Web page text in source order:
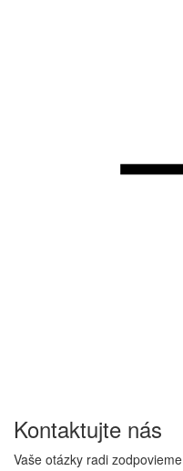
Kontaktujte nás
Vaše otázky radi zodpovieme